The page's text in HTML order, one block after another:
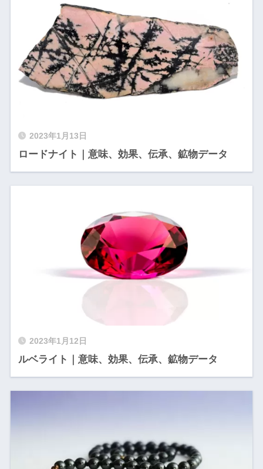
2023年1月13日
ロードナイト｜意味、効果、伝承、鉱物データ
2023年1月12日
ルベライト｜意味、効果、伝承、鉱物データ